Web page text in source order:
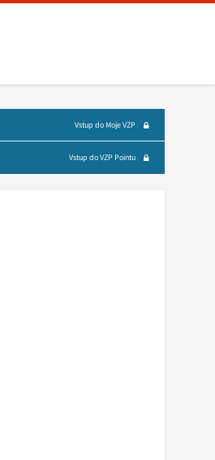
Vstup do Moje VZP
Vstup do VZP Pointu